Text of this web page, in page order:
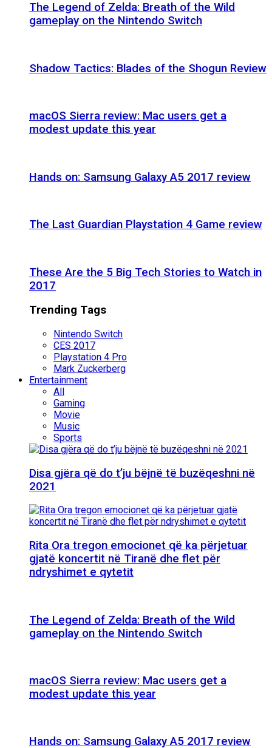
The Legend of Zelda: Breath of the Wild
gameplay on the Nintendo Switch
Shadow Tactics: Blades of the Shogun Review
macOS Sierra review: Mac users get a
modest update this year
Hands on: Samsung Galaxy A5 2017 review
The Last Guardian Playstation 4 Game review
These Are the 5 Big Tech Stories to Watch in
2017
Trending Tags
Nintendo Switch
CES 2017
Playstation 4 Pro
Mark Zuckerberg
Entertainment
All
Gaming
Movie
Music
Sports
Disa gjëra që do t’ju bëjnë të buzëqeshni në
2021
Rita Ora tregon emocionet që ka përjetuar
gjatë koncertit në Tiranë dhe flet për
ndryshimet e qytetit
The Legend of Zelda: Breath of the Wild
gameplay on the Nintendo Switch
macOS Sierra review: Mac users get a
modest update this year
Hands on: Samsung Galaxy A5 2017 review